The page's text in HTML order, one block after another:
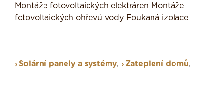
Montáže fotovoltaických elektráren Montáže
fotovoltaických ohřevů vody Foukaná izolace
Solární panely a systémy, Zateplení domů,